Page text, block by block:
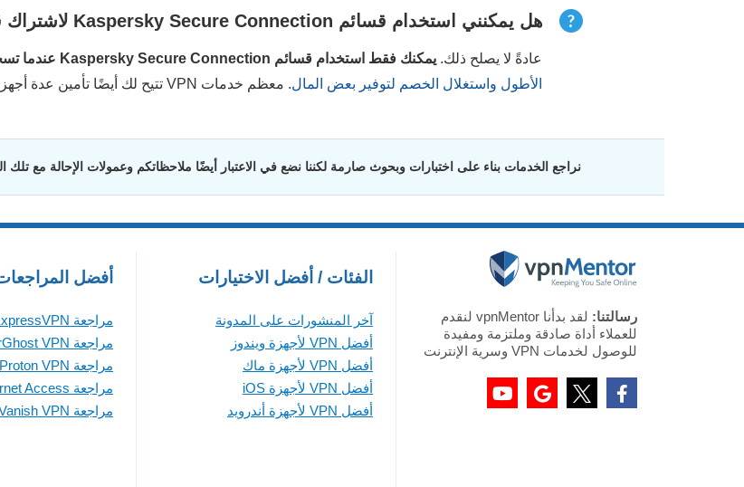
هل يمكنني استخدام قسائم Kaspersky Secure Connection لاشتراك قائم؟
عادةً لا يصلح ذلك. يمكنك فقط استخدام قسائم Kaspersky Secure Connection عندما
الأطول واستغلال الخصم لتوفير بعض المال. معظم خدمات VPN تتيح لك أيضًا تأمين عدة أجهزة بحساب واحد.
نراجع الخدمات بناء على اختبارات وبحوث صارمة لكننا نضع في الاعتبار أيضًا ملاحظاتكم وعمولات الإحالة مع
رسالتنا:
لقد بدأنا vpnMentor لنقدم
للعملاء أداة صادقة وملتزمة ومفيدة
للوصول لخدمات VPN وسرية الإنترنت
الفئات / أفضل الاختيارات
آخر المنشورات على المدونة
أفضل VPN لأجهزة ويندوز
أفضل VPN لأجهزة ماك
أفضل VPN لأجهزة iOS
أفضل VPN لأجهزة أندرويد
أفضل
مراجعة ExpressVPN
مراجعة CyberGhost VPN
مراجعة Proton VPN
مراجعة Private Internet Access
مراجعة IPVanish VPN